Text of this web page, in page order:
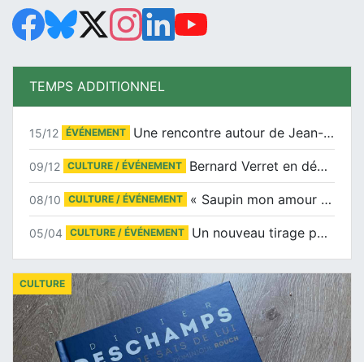
TEMPS ADDITIONNEL
15/12 ÉVÉNEMENT Une rencontre autour de Jean-Claude Suaudeau
09/12 CULTURE / ÉVÉNEMENT Bernard Verret en dédicaces le samedi 13 décembre à l’Espace Culturel Atlantis
08/10 CULTURE / ÉVÉNEMENT « Saupin mon amour » au salon du livre de Trentemoult
05/04 CULTURE / ÉVÉNEMENT Un nouveau tirage pour le Docu-BD
CULTURE